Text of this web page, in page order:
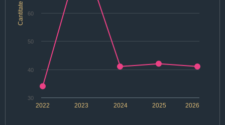
Cantitate
2022 2024 2026
2023 2025
30
40
50
60